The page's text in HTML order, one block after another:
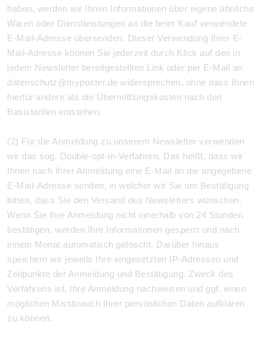
haben, werden wir Ihnen Informationen über eigene ähnliche
Waren oder Dienstleistungen an die beim Kauf verwendete
E-Mail-Adresse übersenden. Dieser Verwendung Ihrer E-
Mail-Adresse können Sie jederzeit durch Klick auf den in
jedem Newsletter bereitgestellten Link oder per E-Mail an
datenschutz@myposter.de widersprechen, ohne dass Ihnen
hierfür andere als die Übermittlungskosten nach den
Basistarifen entstehen.
(2) Für die Anmeldung zu unserem Newsletter verwenden
wir das sog. Double-opt-in-Verfahren. Das heißt, dass wir
Ihnen nach Ihrer Anmeldung eine E-Mail an die angegebene
E-Mail-Adresse senden, in welcher wir Sie um Bestätigung
bitten, dass Sie den Versand des Newsletters wünschen.
Wenn Sie Ihre Anmeldung nicht innerhalb von 24 Stunden
bestätigen, werden Ihre Informationen gesperrt und nach
einem Monat automatisch gelöscht. Darüber hinaus
speichern wir jeweils Ihre eingesetzten IP-Adressen und
Zeitpunkte der Anmeldung und Bestätigung. Zweck des
Verfahrens ist, Ihre Anmeldung nachweisen und ggf. einen
möglichen Missbrauch Ihrer persönlichen Daten aufklären
zu können.